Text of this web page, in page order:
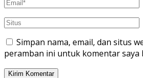
Simpan nama, email, dan situs
peramban ini untuk komentar saya